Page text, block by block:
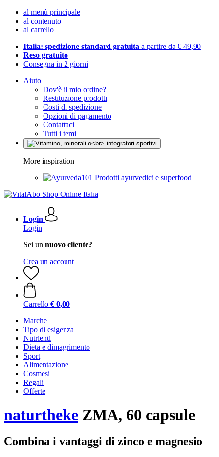
al menù principale
al contenuto
al carrello
Italia: spedizione standard gratuita a partire da € 49,90
Reso gratuito
Consegna in 2 giorni
Aiuto
Dov'è il mio ordine?
Restituzione prodotti
Costi di spedizione
Opzioni di pagamento
Contattaci
Tutti i temi
More inspiration
Prodotti ayurvedici e superfood
Login
Login
Sei un nuovo cliente?
Crea un account
Carrello € 0,00
Marche
Tipo di esigenza
Nutrienti
Dieta e dimagrimento
Sport
Alimentazione
Cosmesi
Regali
Offerte
naturtheke ZMA, 60 capsule
Combina i vantaggi di zinco e magnesio